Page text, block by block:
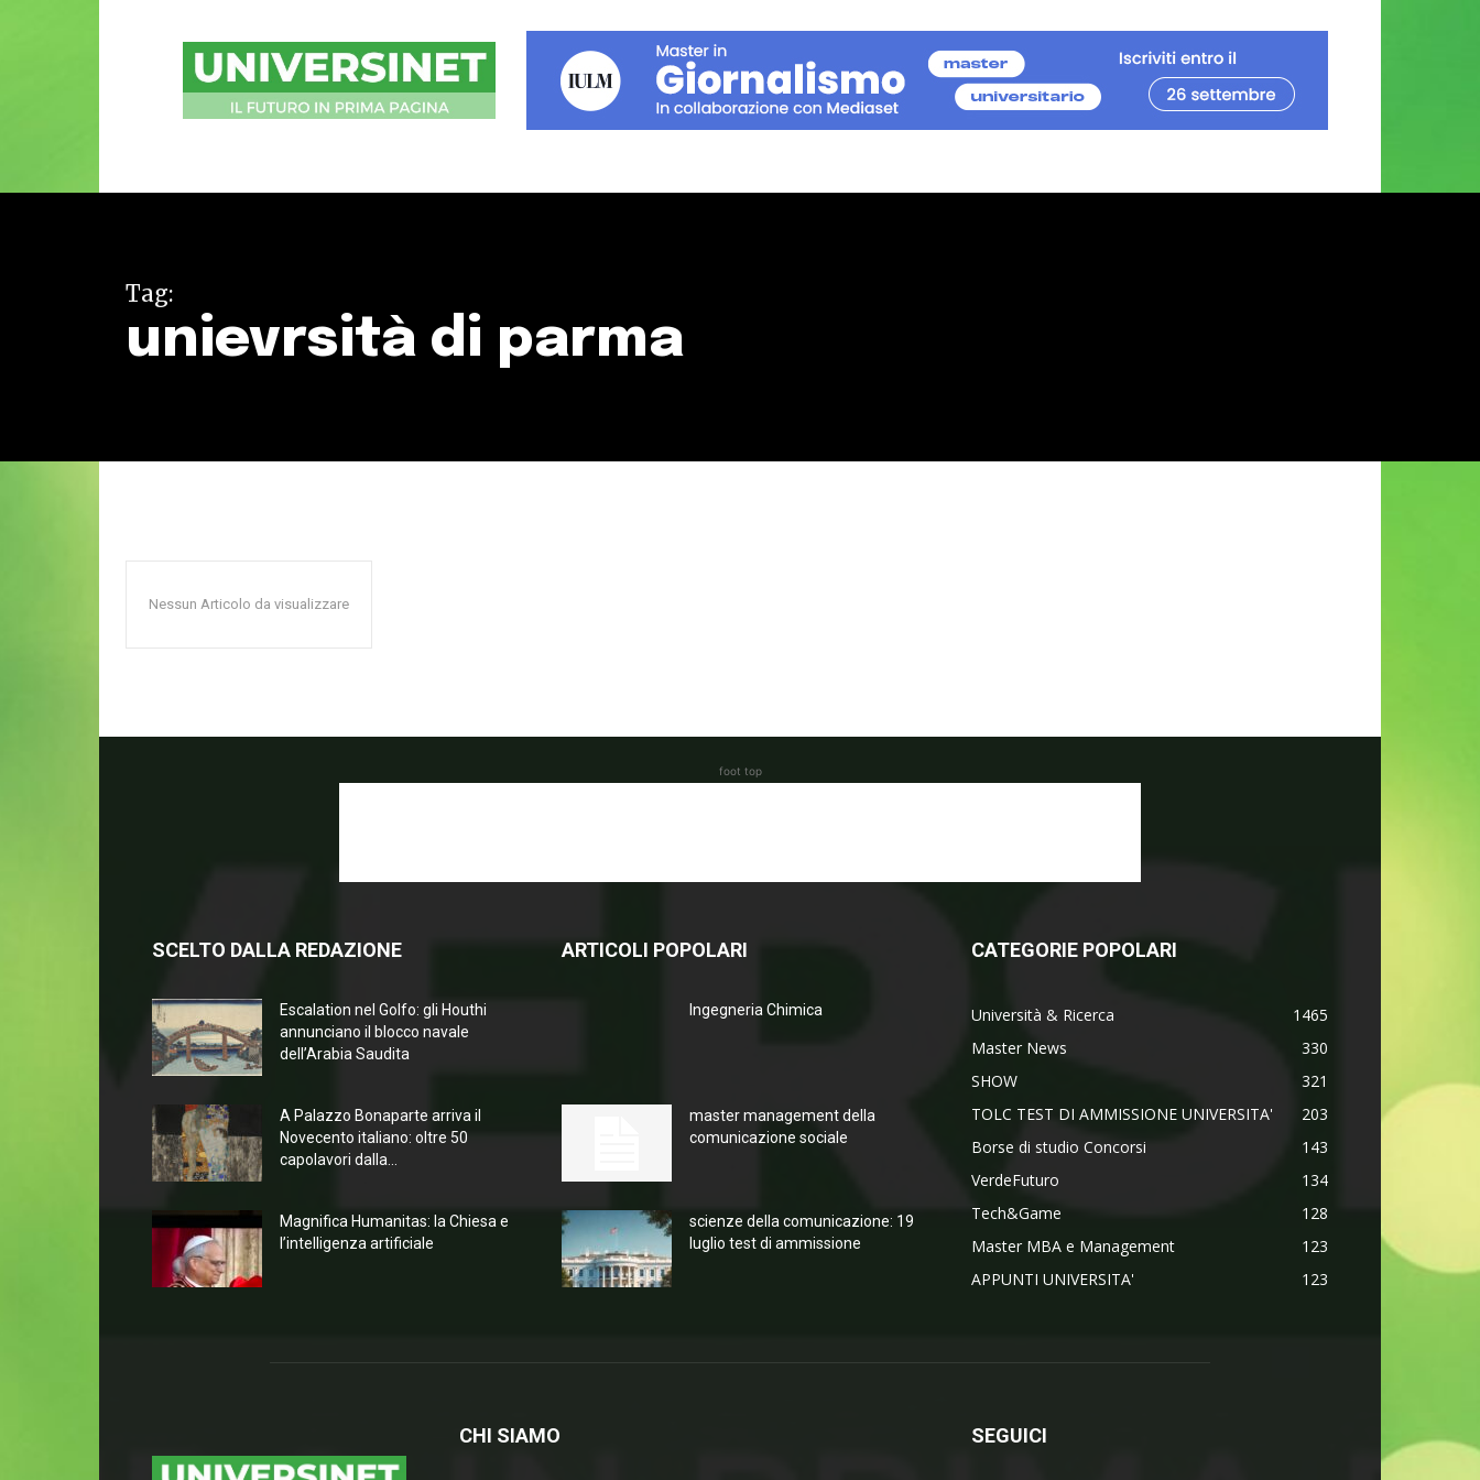
UniversiNet
Magazine
Tag:
unievrsità di parma
Nessun Articolo da visualizzare
foot top
SCELTO DALLA REDAZIONE
Escalation nel Golfo: gli Houthi
annunciano il blocco navale
dell’Arabia Saudita
A Palazzo Bonaparte arriva il
Novecento italiano: oltre 50
capolavori dalla...
Magnifica Humanitas: la Chiesa e
l’intelligenza artificiale
ARTICOLI POPOLARI
Ingegneria Chimica
master management della
comunicazione sociale
scienze della comunicazione: 19
luglio test di ammissione
CATEGORIE POPOLARI
Università & Ricerca
1465
Master News
330
SHOW
321
TOLC TEST DI AMMISSIONE UNIVERSITA'
203
Borse di studio Concorsi
143
VerdeFuturo
134
Tech&Game
128
Master MBA e Management
123
APPUNTI UNIVERSITA'
123
CHI SIAMO SEGUICI